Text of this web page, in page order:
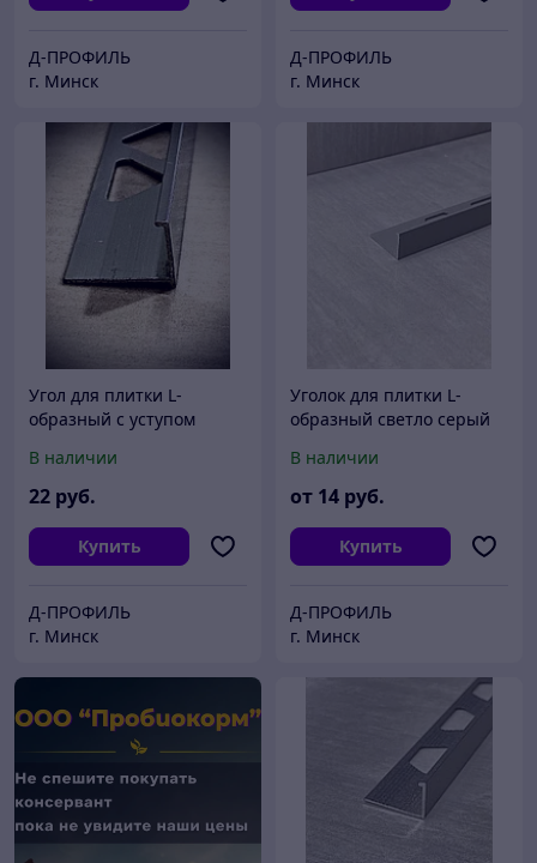
Д-ПРОФИЛЬ
г. Минск
Д-ПРОФИЛЬ
г. Минск
Угол для плитки L-
образный с уступом
В наличии
22 руб.
Купить
Д-ПРОФИЛЬ
г. Минск
Уголок для плитки L-
образный светло серый
В наличии
от 14 руб.
Купить
Д-ПРОФИЛЬ
г. Минск